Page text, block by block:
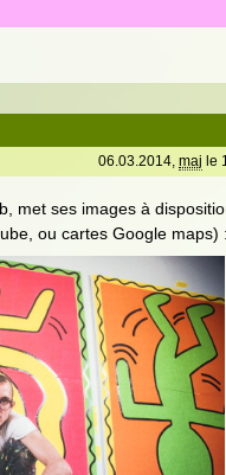
06.03.2014,maj le
met ses images à
ou cartes Google maps)